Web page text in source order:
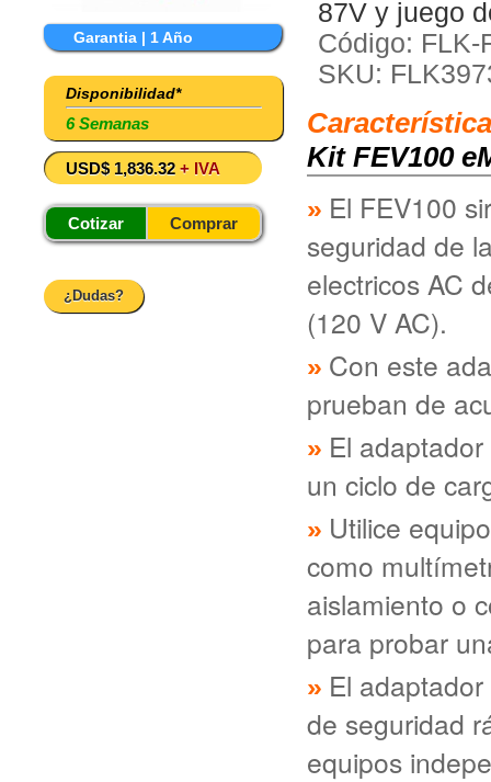
Garantia | 1 Año
Disponibilidad*
6 Semanas
USD$ 1,836.32 + IVA
Cotizar Comprar
¿Dudas?
87V y juego
Código: FLK-
SKU:
Kit FEV100
El FEV100
seguridad de
electricos AC
(120 V AC).
Con este
prueban de
El
un ciclo de
Utilice
como
aislamiento o
para probar
El
de seguridad
equipos